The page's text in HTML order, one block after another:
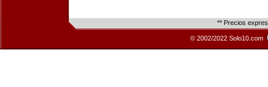
** Precios
© 2002/2022 Solo10.com